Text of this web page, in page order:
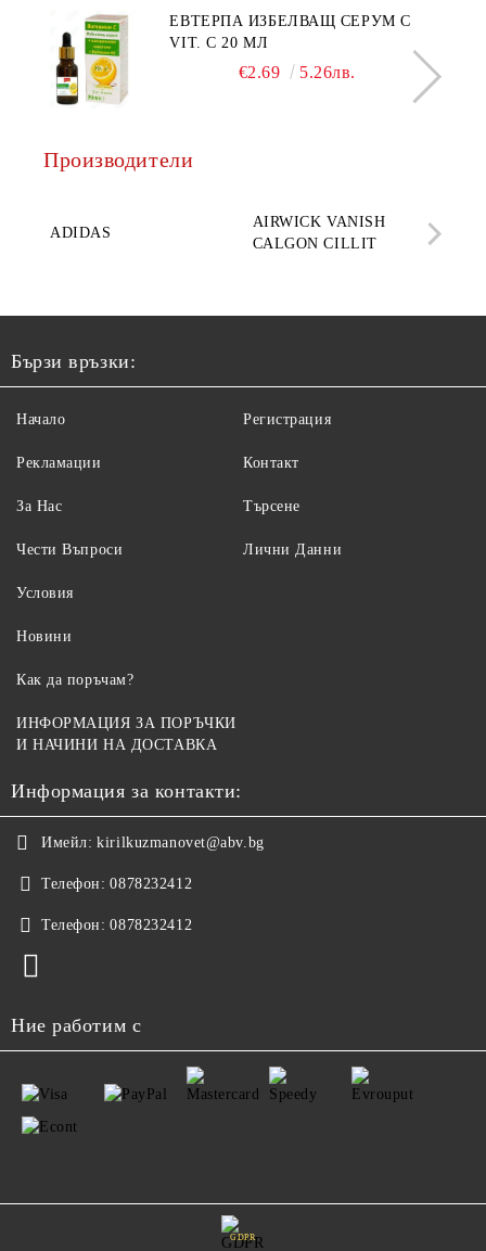
ЕВТЕРПА ИЗБЕЛВАЩ СЕРУМ С
VIT. C 20 МЛ
€2.69 5.26лв.
Производители
ADIDAS
AIRWICK VANISH
CALGON CILLIT
Бързи връзки:
Начало
Рекламации
За Нас
Чести Въпроси
Регистрация
Контакт
Търсене
Лични Данни
Условия
Новини
Как да поръчам?
ИНФОРМАЦИЯ ЗА ПОРЪЧКИ
И НАЧИНИ НА ДОСТАВКА
Информация за контакти:
Имейл: kirilkuzmanovet@abv.bg
Телефон: 0878232412
Телефон: 0878232412
Ние работим с
GDPR